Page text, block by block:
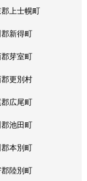
上士幌町
新得町
芽室町
更別村
広尾町
池田町
本別町
陸別町